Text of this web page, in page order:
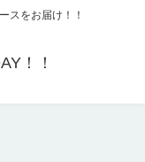
スをお届け！！
！！